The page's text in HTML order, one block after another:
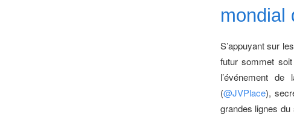
mondial
S’appuyant sur
futur sommet
l’événement
(@JVPlace),
grandes lignes